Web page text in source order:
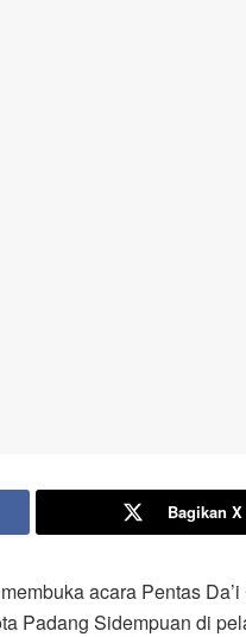
Bagikan X
acara Pentas
Padang Sidempuan di